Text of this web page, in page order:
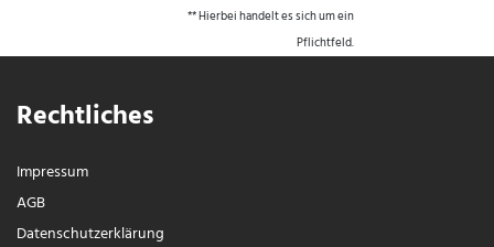
** Hierbei handelt es sich um ein
Pflichtfeld.
Rechtliches
Impressum
AGB
Daten­schutz­erklärung